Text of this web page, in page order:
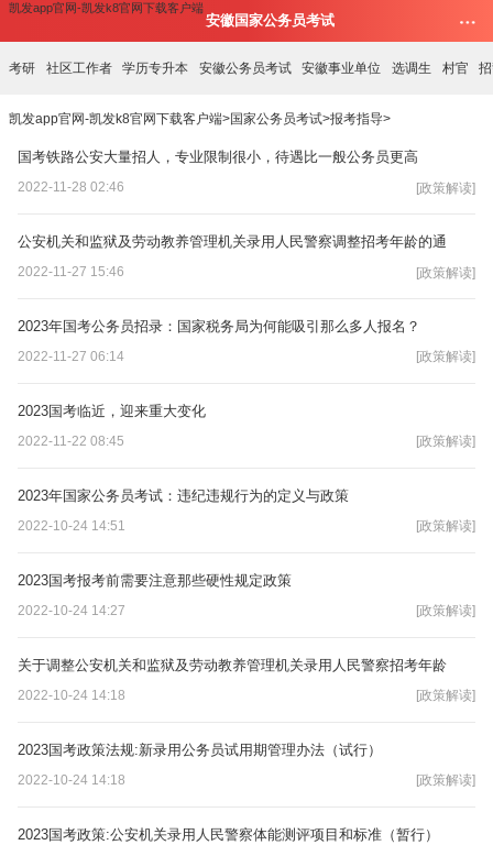
凯发app官网-凯发k8官网下载客户端
安徽国家公务员考试
考研 社区工作者 学历专升本 安徽公务员考试 安徽事业单位 选调生 村官
凯发app官网-凯发k8官网下载客户端>国家公务员考试>报考指导>
国考铁路公安大量招人，专业限制很小，待遇比一般公务员更高
2022-11-28 02:46 [政策解读]
公安机关和监狱及劳动教养管理机关录用人民警察调整招考年龄的通
2022-11-27 15:46 [政策解读]
2023年国考公务员招录：国家税务局为何能吸引那么多人报名？
2022-11-27 06:14 [政策解读]
2023国考临近，迎来重大变化
2022-11-22 08:45 [政策解读]
2023年国家公务员考试：违纪违规行为的定义与政策
2022-10-24 14:51 [政策解读]
2023国考报考前需要注意那些硬性规定政策
2022-10-24 14:27 [政策解读]
关于调整公安机关和监狱及劳动教养管理机关录用人民警察招考年龄
2022-10-24 14:18 [政策解读]
2023国考政策法规:新录用公务员试用期管理办法（试行）
2022-10-24 14:18 [政策解读]
2023国考政策:公安机关录用人民警察体能测评项目和标准（暂行）